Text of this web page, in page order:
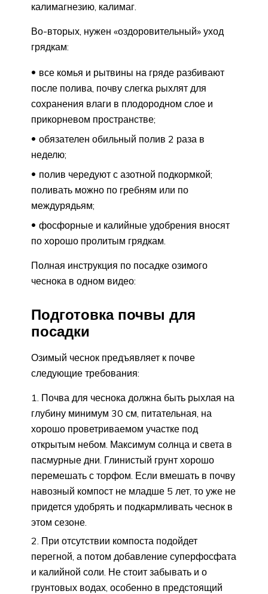
калимагнезию, калимаг.
Во-вторых, нужен «оздоровительный» уход
грядкам:
все комья и рытвины на гряде разбивают
после полива, почву слегка рыхлят для
сохранения влаги в плодородном слое и
прикорневом пространстве;
обязателен обильный полив 2 раза в
неделю;
полив чередуют с азотной подкормкой;
поливать можно по гребням или по
междурядьям;
фосфорные и калийные удобрения вносят
по хорошо пролитым грядкам.
Полная инструкция по посадке озимого
чеснока в одном видео:
Подготовка почвы для
посадки
Озимый чеснок предъявляет к почве
следующие требования:
Почва для чеснока должна быть рыхлая на
глубину минимум 30 см, питательная, на
хорошо проветриваемом участке под
открытым небом. Максимум солнца и света в
пасмурные дни. Глинистый грунт хорошо
перемешать с торфом. Если вмешать в почву
навозный компост не младше 5 лет, то уже не
придется удобрять и подкармливать чеснок в
этом сезоне.
При отсутствии компоста подойдет
перегной, а потом добавление суперфосфата
и калийной соли. Не стоит забывать и о
грунтовых водах, особенно в предстоящий